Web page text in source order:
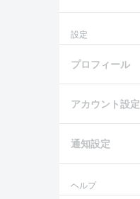
設定
プロフィール
アカウント設定
通知設定
ヘルプ